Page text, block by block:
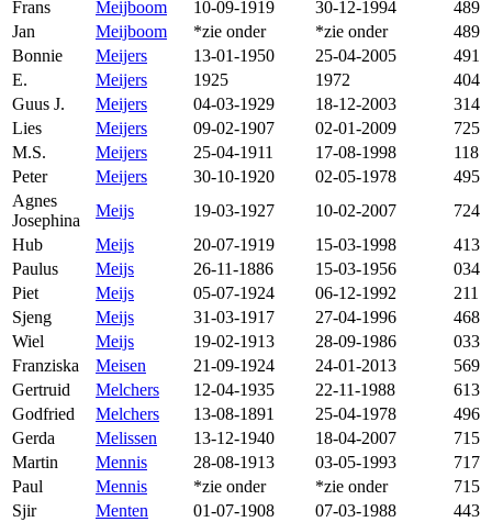
Frans Meijboom 10-09-1919 30-12-1994
489
Jan
Meijboom *zie onder *zie onder
489
Bonnie
Meijers 13-01-1950 25-04-2005
491
E.
Meijers 1925 1972
404
Guus J.
Meijers 04-03-1929 18-12-2003
314
Lies
Meijers 09-02-1907 02-01-2009
725
M.S.
Meijers 25-04-1911 17-08-1998
118
Peter
Meijers 30-10-1920 02-05-1978
495
Agnes
Josephina
Meijs 19-03-1927 10-02-2007
724
Hub
Meijs 20-07-1919 15-03-1998
413
Paulus
Meijs 26-11-1886 15-03-1956
034
Piet
Meijs 05-07-1924 06-12-1992
211
Sjeng
Meijs 31-03-1917 27-04-1996
468
Wiel
Meijs 19-02-1913 28-09-1986
033
Franziska
Meisen 21-09-1924 24-01-2013
569
Gertruid
Melchers 12-04-1935 22-11-1988
613
Godfried
Melchers 13-08-1891 25-04-1978
496
Gerda
Melissen 13-12-1940 18-04-2007
715
Martin
Mennis 28-08-1913 03-05-1993
717
Paul
Mennis *zie onder *zie onder
715
Sjir
Menten 01-07-1908 07-03-1988
443